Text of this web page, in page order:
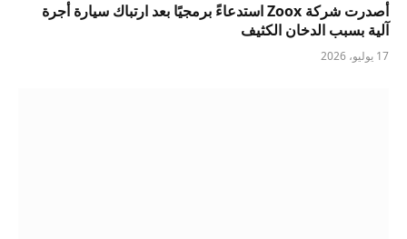
أصدرت شركة Zoox استدعاءً برمجيًا بعد ارتباك سيارة أجرة
آلية بسبب الدخان الكثيف
17 يوليو، 2026